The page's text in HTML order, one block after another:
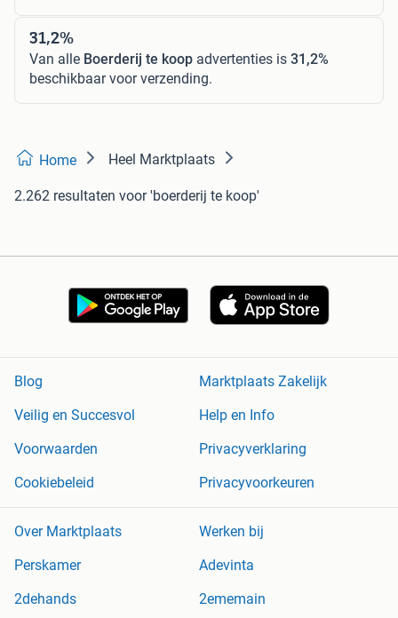
31,2%
Van alle Boerderij te koop advertenties is 31,2%
beschikbaar voor verzending.
Home Heel Marktplaats
2.262 resultaten voor 'boerderij te koop'
Blog
Marktplaats Zakelijk
Veilig en Succesvol
Help en Info
Voorwaarden
Privacyverklaring
Cookiebeleid
Privacyvoorkeuren
Over Marktplaats
Werken bij
Perskamer
Adevinta
2dehands
2ememain